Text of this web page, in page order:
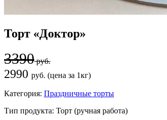
Торт «Доктор»
3390руб.
2990 руб. (цена за 1кг)
Категория: Праздничные торты
Тип продукта: Торт (ручная работа)